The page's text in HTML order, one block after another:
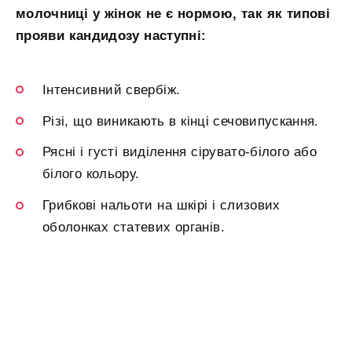
молочниці у жінок не є нормою, так як типові
прояви кандидозу наступні:
Інтенсивний свербіж.
Різі, що виникають в кінці сечовипускання.
Рясні і густі виділення сірувато-білого або
білого кольору.
Грибкові нальоти на шкірі і слизових
оболонках статевих органів.